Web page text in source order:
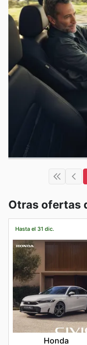
Otras ofertas
Hasta el 31 dic.
Honda